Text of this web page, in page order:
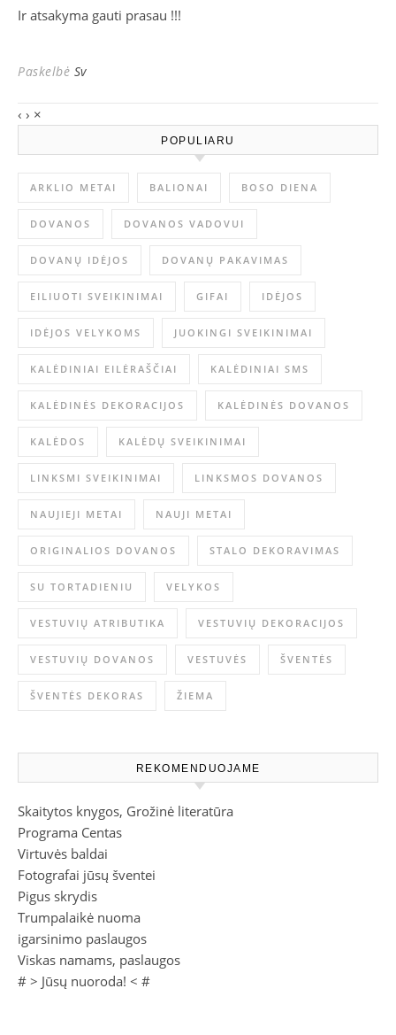
Ir atsakyma gauti prasau !!!
Paskelbė Sv
‹ › ×
POPULIARU
ARKLIO METAI BALIONAI BOSO DIENA
DOVANOS DOVANOS VADOVUI
DOVANŲ IDĖJOS DOVANŲ PAKAVIMAS
EILIUOTI SVEIKINIMAI GIFAI IDĖJOS
IDĖJOS VELYKOMS JUOKINGI SVEIKINIMAI
KALĖDINIAI EILĖRAŠČIAI KALĖDINIAI SMS
KALĖDINĖS DEKORACIJOS KALĖDINĖS DOVANOS
KALĖDOS KALĖDŲ SVEIKINIMAI
LINKSMI SVEIKINIMAI LINKSMOS DOVANOS
NAUJIEJI METAI NAUJI METAI
ORIGINALIOS DOVANOS STALO DEKORAVIMAS
SU TORTADIENIU VELYKOS
VESTUVIŲ ATRIBUTIKA VESTUVIŲ DEKORACIJOS
VESTUVIŲ DOVANOS VESTUVĖS ŠVENTĖS
ŠVENTĖS DEKORAS ŽIEMA
REKOMENDUOJAME
Skaitytos knygos, Grožinė literatūra
Programa Centas
Virtuvės baldai
Fotografai jūsų šventei
Pigus skrydis
Trumpalaikė nuoma
igarsinimo paslaugos
Viskas namams, paslaugos
# > Jūsų nuoroda! < #